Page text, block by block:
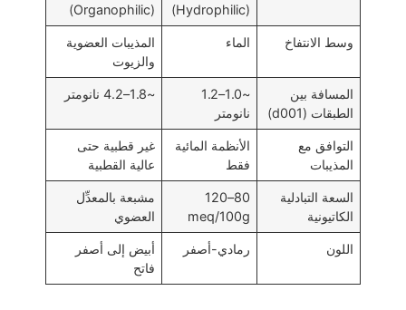
(Hydrophilic)
(Organophilic)
وسط الانتفاخ الماء
المذيبات العضوية
والزيوت
المسافة بين
الطبقات (d001)
~1.0–1.2
نانومتر
~1.8–4.2 نانومتر
التوافق مع
المذيبات
الأنظمة المائية
فقط
غير قطبية حتى
عالية القطبية
السعة التبادلية
الكاتيونية
80–120
meq/100g
مشبعة بالمعدِّل
العضوي
اللون رمادي-أصفر
أبيض إلى أصفر
فاتح